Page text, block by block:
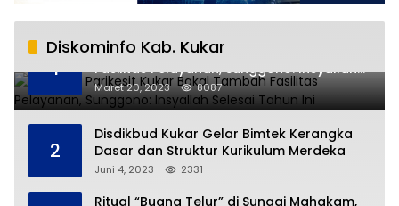
Diskominfo Kab. Kukar
1
RSUD AM Parikesit Kukar Bakal Tambah
Fasilitas Pelayanan, Sunggono: Insyallah
Selesai Tahun Ini
Maret 20, 2023 8087
2
Disdikbud Kukar Gelar Bimtek Kerangka
Dasar dan Struktur Kurikulum Merdeka
Juni 4, 2023 2331
Ritual “Buang Telur” di Sungai Mahakam,